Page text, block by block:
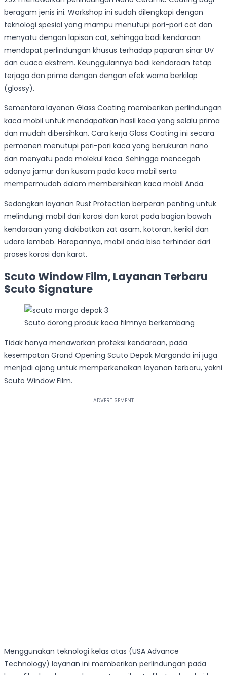
beragam jenis ini. Workshop ini sudah dilengkapi dengan
teknologi spesial yang mampu menutupi pori-pori cat dan
menyatu dengan lapisan cat, sehingga bodi kendaraan
mendapat perlindungan khusus terhadap paparan sinar UV
dan cuaca ekstrem. Keunggulannya bodi kendaraan tetap
terjaga dan prima dengan dengan efek warna berkilap
(glossy).
Sementara layanan Glass Coating memberikan perlindungan
kaca mobil untuk mendapatkan hasil kaca yang selalu prima
dan mudah dibersihkan. Cara kerja Glass Coating ini secara
permanen menutupi pori-pori kaca yang berukuran nano
dan menyatu pada molekul kaca. Sehingga mencegah
adanya jamur dan kusam pada kaca mobil serta
mempermudah dalam membersihkan kaca mobil Anda.
Sedangkan layanan Rust Protection berperan penting untuk
melindungi mobil dari korosi dan karat pada bagian bawah
kendaraan yang diakibatkan zat asam, kotoran, kerikil dan
udara lembab. Harapannya, mobil anda bisa terhindar dari
proses korosi dan karat.
Scuto Window Film, Layanan Terbaru
Scuto Signature
Scuto dorong produk kaca filmnya berkembang
Tidak hanya menawarkan proteksi kendaraan, pada
kesempatan Grand Opening Scuto Depok Margonda ini juga
menjadi ajang untuk memperkenalkan layanan terbaru, yakni
Scuto Window Film.
Menggunakan teknologi kelas atas (USA Advance
Technology) layanan ini memberikan perlindungan pada